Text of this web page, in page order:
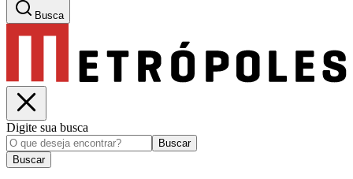
Busca
Digite sua busca
Buscar
Buscar